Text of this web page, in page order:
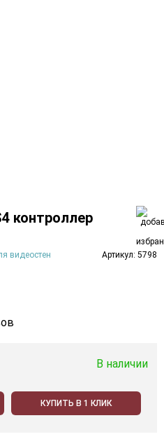
контроллер
видеостен Артикул: 5798
В наличии
КУПИТЬ В 1 КЛИК